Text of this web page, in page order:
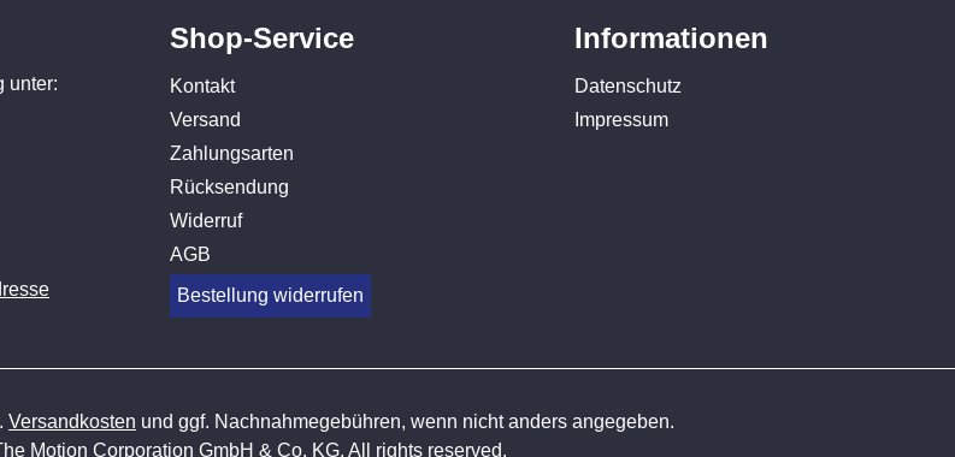
unter:
Shop-Service
Kontakt
Versand
Zahlungsarten
Rücksendung
Widerruf
AGB
Bestellung widerrufen
Informationen
Datenschutz
Impressum
Versandkosten und ggf. Nachnahmegebühren, wenn nicht anders angegeben.
Motion Corporation GmbH & Co. KG. All rights reserved.